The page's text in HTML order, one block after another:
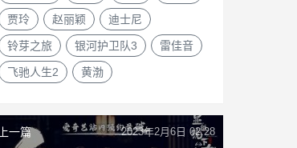
贾玲 赵丽颖 迪士尼
铃芽之旅 银河护卫队3 雷佳音
飞驰人生2 黄渤
上一篇 2023年2月6日 02:28